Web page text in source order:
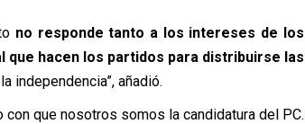
no responde tanto a los intereses de los
que hacen los partidos para distribuirse las
independencia”, añadió.
que nosotros somos la candidatura del PC.